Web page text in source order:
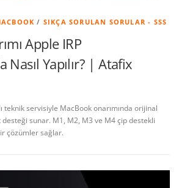
/ SIKÇA SORULAN SORULAR - SSS
Apple IRP
Nasıl Yapılır? | Atafix
teknik servisiyle MacBook onarımında orijinal
sunar. M1, M2, M3 ve M4 çip destekli
çözümler sağlar.